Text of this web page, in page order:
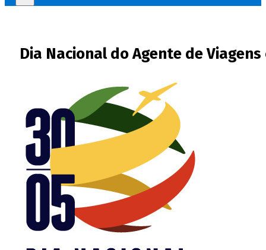
Dia Nacional do Agente de